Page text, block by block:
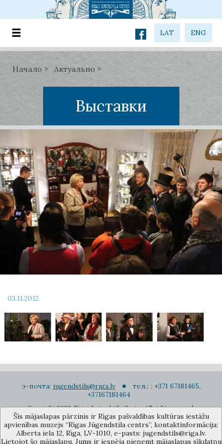
LAT ENG
Начало Актуально
Выставки
03.11.2012.
э-почта: jugendstils@riga.lv
тел.: : +371 67181465,
+37167181464
Copyright 2022. Rigas Jugendstila Centrs. All right reserved.
Подписаться на новости
Šīs mājaslapas pārzinis ir Rīgas pašvaldības kultūras iestāžu
apvienības muzejs “Rīgas Jūgendstila centrs”, kontaktinformācija:
Alberta iela 12, Rīga, LV-1010, e-pasts: jugendstils@riga.lv.
Lietojot šo mājaslapu, Jums ir iespēja pieņemt mājaslapas sīkdatņu